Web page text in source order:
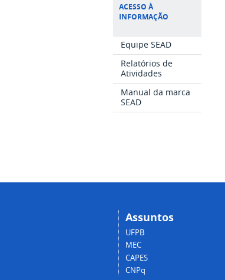
ACESSO À
INFORMAÇÃO
Equipe SEAD
Relatórios de
Atividades
Manual da marca
SEAD
Assuntos
UFPB
MEC
CAPES
CNPq